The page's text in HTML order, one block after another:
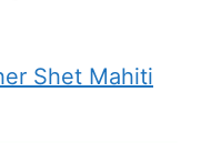
Shet Mahiti